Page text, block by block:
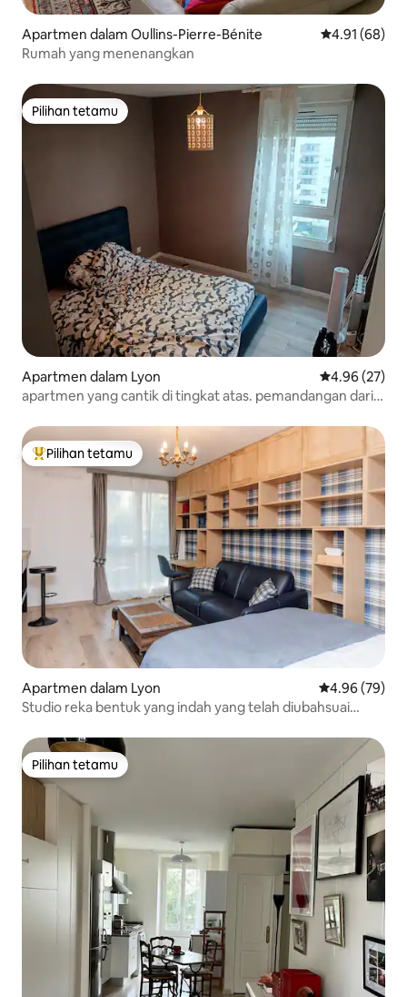
Apartmen dalam Oullins-Pierre-Bénite Penarafan
4.91 (68)
Rumah yang menenangkan
Pilihan tetamu
Pilihan tetamu
Apartmen dalam Lyon Penarafan
4.96 (27)
apartmen yang cantik di tingkat atas. pemandangan dari
Pilihan utama tetamu
Pilihan tetamu
Apartmen dalam Lyon Penarafan
4.96 (79)
Studio reka bentuk yang indah yang telah diubahsuai
Pilihan tetamu
Pilihan tetamu